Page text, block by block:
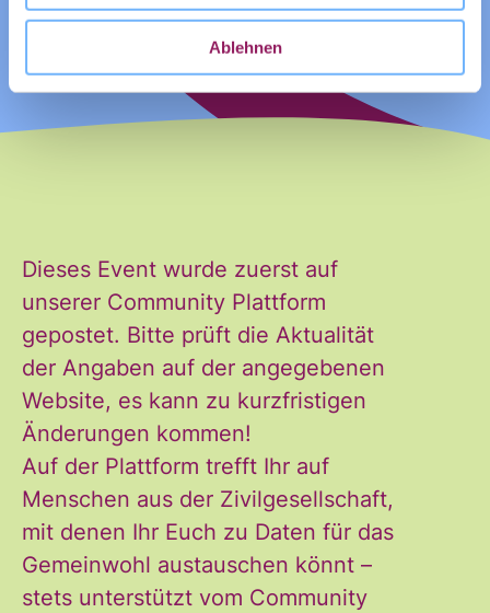
Ablehnen
Dieses Event wurde zuerst auf
unserer Community Plattform
gepostet. Bitte prüft die Aktualität
der Angaben auf der angegebenen
Website, es kann zu kurzfristigen
Änderungen kommen!
Auf der Plattform trefft Ihr auf
Menschen aus der Zivilgesellschaft,
mit denen Ihr Euch zu Daten für das
Gemeinwohl austauschen könnt –
stets unterstützt vom Community
*
erhalten. Diese Einwilligung
kann ich jederzeit widerrufen.
Ich habe die Hinweise zum
Widerruf und der Verarbeitung
der Daten in den
Datenschutzvereinbarungen
gelesen und stimme diesen zu.
*
ANMELDEN